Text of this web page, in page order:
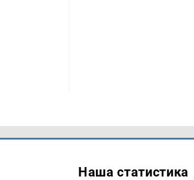
Наша статистика